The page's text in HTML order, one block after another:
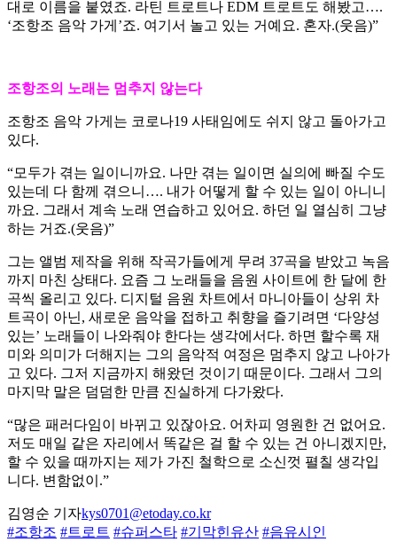
대로 이름을 붙였죠. 라틴 트로트나 EDM 트로트도 해봤고….
‘조항조 음악 가게’죠. 여기서 놀고 있는 거예요. 혼자.(웃음)”
조항조의 노래는 멈추지 않는다
조항조 음악 가게는 코로나19 사태임에도 쉬지 않고 돌아가고
있다.
“모두가 겪는 일이니까요. 나만 겪는 일이면 실의에 빠질 수도
있는데 다 함께 겪으니…. 내가 어떻게 할 수 있는 일이 아니니
까요. 그래서 계속 노래 연습하고 있어요. 하던 일 열심히 그냥
하는 거죠.(웃음)”
그는 앨범 제작을 위해 작곡가들에게 무려 37곡을 받았고 녹음
까지 마친 상태다. 요즘 그 노래들을 음원 사이트에 한 달에 한
곡씩 올리고 있다. 디지털 음원 차트에서 마니아들이 상위 차
트곡이 아닌, 새로운 음악을 접하고 취향을 즐기려면 ‘다양성
있는’ 노래들이 나와줘야 한다는 생각에서다. 하면 할수록 재
미와 의미가 더해지는 그의 음악적 여정은 멈추지 않고 나아가
고 있다. 그저 지금까지 해왔던 것이기 때문이다. 그래서 그의
마지막 말은 덤덤한 만큼 진실하게 다가왔다.
“많은 패러다임이 바뀌고 있잖아요. 어차피 영원한 건 없어요.
저도 매일 같은 자리에서 똑같은 걸 할 수 있는 건 아니겠지만,
할 수 있을 때까지는 제가 가진 철학으로 소신껏 펼칠 생각입
니다. 변함없이.”
김영순 기자kys0701@etoday.co.kr
#조항조 #트로트 #슈퍼스타 #기막힌유산 #음유시인